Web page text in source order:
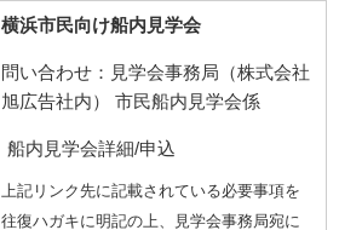
横浜市民向け船内見学会
問い合わせ：見学会事務局（株式会社
旭広告社内） 市民船内見学会係
船内見学会詳細/申込
上記リンク先に記載されている必要事項を
往復ハガキに明記の上、見学会事務局宛に